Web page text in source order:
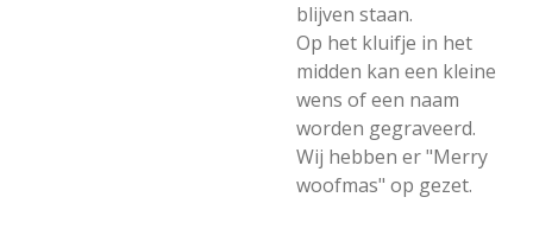
blijven staan.
Op het kluifje in het
midden kan een kleine
wens of een naam
worden gegraveerd.
Wij hebben er "Merry
woofmas" op gezet.